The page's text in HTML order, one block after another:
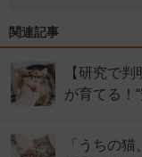
関連記事
【研究で
が育てる！
「うちの